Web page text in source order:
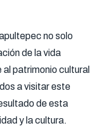
no solo
de la vida
patrimonio cultural
a visitar este
de esta
y la cultura.